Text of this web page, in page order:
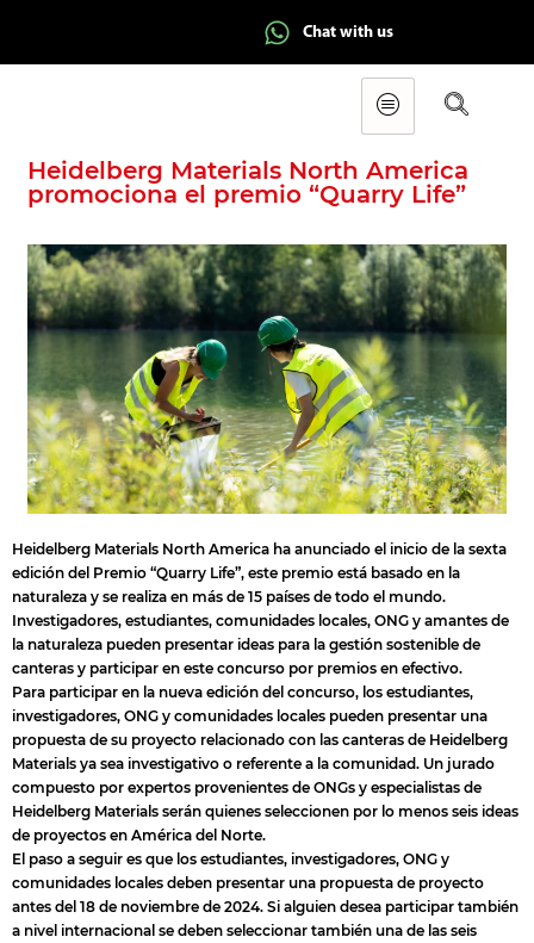
Chat with us
Heidelberg Materials North America
promociona el premio “Quarry Life”
Heidelberg Materials North America ha anunciado el inicio de la sexta
edición del Premio “Quarry Life”, este premio está basado en la
naturaleza y se realiza en más de 15 países de todo el mundo.
Investigadores, estudiantes, comunidades locales, ONG y amantes de
la naturaleza pueden presentar ideas para la gestión sostenible de
canteras y participar en este concurso por premios en efectivo.
Para participar en la nueva edición del concurso, los estudiantes,
investigadores, ONG y comunidades locales pueden presentar una
propuesta de su proyecto relacionado con las canteras de Heidelberg
Materials ya sea investigativo o referente a la comunidad. Un jurado
compuesto por expertos provenientes de ONGs y especialistas de
Heidelberg Materials serán quienes seleccionen por lo menos seis ideas
de proyectos en América del Norte.
El paso a seguir es que los estudiantes, investigadores, ONG y
comunidades locales deben presentar una propuesta de proyecto
antes del 18 de noviembre de 2024. Si alguien desea participar también
a nivel internacional se deben seleccionar también una de las seis